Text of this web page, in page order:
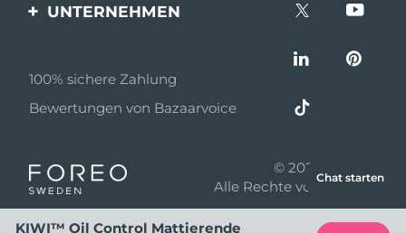
UNTERNEHMEN
Partnerprogramm
Partner Nachrichten
Einzelhändler
Nutzungsbed
100% sichere Zahlung
Bewertungen von Bazaarvoice
© 2026 FOREO
Alle Rechte vorbehalten
Chat starten
KIWI™ Oil Control Mattierende